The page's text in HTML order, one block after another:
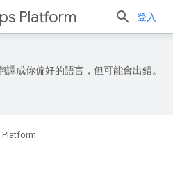
Platform 登入
譯成你偏好的語言，但可能會出錯。